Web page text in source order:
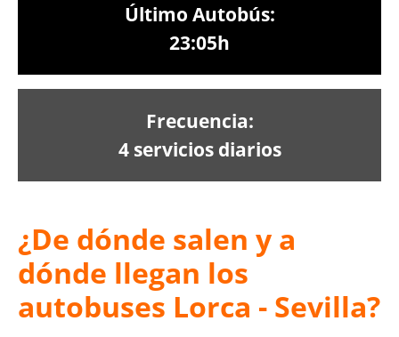
Último Autobús:
23:05h
Frecuencia:
4 servicios diarios
¿De dónde salen y a
dónde llegan los
autobuses Lorca - Sevilla?